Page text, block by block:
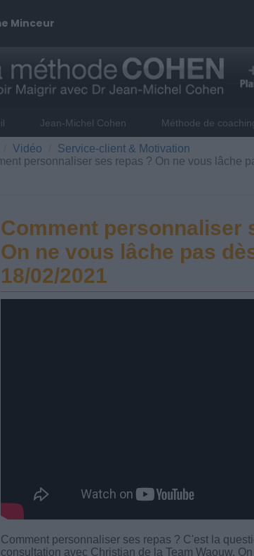
Jean-Michel Cohen Méthode de
Vidéo
Service-client & Motivation
personnaliser ses repas ? On ne vous lâche
Comment personnaliser
On ne vous lâche pas
18/02/2021
Comment personnaliser ses repas ? C'est la
consultation avec Christian de la Team Waouw,
Minceur